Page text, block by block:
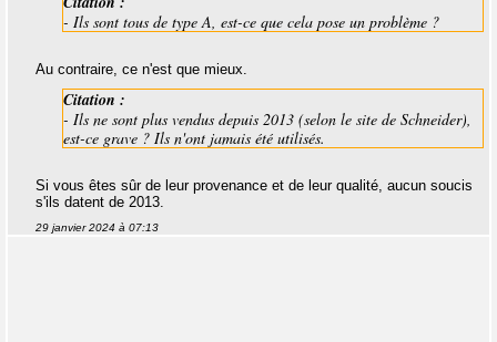
- Ils sont tous de type A, est-ce que cela pose un problème ?
Au contraire, ce n'est que mieux.
Citation :
- Ils ne sont plus vendus depuis 2013 (selon le site de Schneider),
est-ce grave ? Ils n'ont jamais été utilisés.
Si vous êtes sûr de leur provenance et de leur qualité, aucun soucis
s'ils datent de 2013.
29 janvier 2024 à 07:13